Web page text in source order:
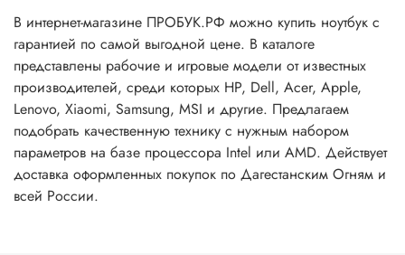
В интернет-магазине ПРОБУК.РФ можно купить ноутбук с
гарантией по самой выгодной цене. В каталоге
представлены рабочие и игровые модели от известных
производителей, среди которых HP, Dell, Acer, Apple,
Lenovo, Xiaomi, Samsung, MSI и другие. Предлагаем
подобрать качественную технику с нужным набором
параметров на базе процессора Intel или AMD. Действует
доставка оформленных покупок по Дагестанским Огням и
всей России.